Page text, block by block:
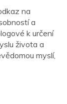
na
a
k určení
života a
myslí,